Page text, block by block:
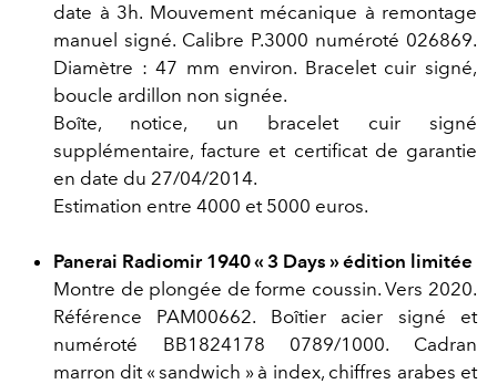
date à 3h. Mouvement mécanique à remontage
manuel signé. Calibre P.3000 numéroté 026869.
Diamètre : 47 mm environ. Bracelet cuir signé,
boucle ardillon non signée.
Boîte, notice, un bracelet cuir signé
supplémentaire, facture et certificat de garantie
en date du 27/04/2014.
Estimation entre 4000 et 5000 euros.
Panerai Radiomir 1940 « 3 Days » édition limitée
Montre de plongée de forme coussin. Vers 2020.
Référence PAM00662. Boîtier acier signé et
numéroté BB1824178 0789/1000. Cadran
marron dit « sandwich » à index, chiffres arabes et